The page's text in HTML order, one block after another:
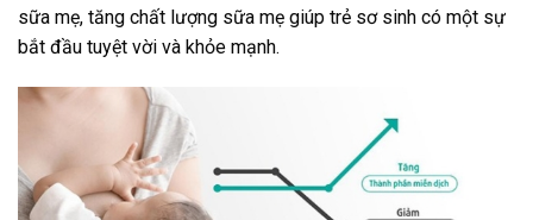
sữa mẹ, tăng chất lượng sữa mẹ giúp trẻ sơ sinh có một sự
bắt đầu tuyệt vời và khỏe mạnh.